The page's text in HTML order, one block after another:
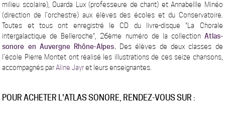
milieu scolaire), Ouarda Lux (professeure de chant) et Annabellle Minéo
(direction de l’orchestre) aux élèves des écoles et du Conservatoire.
Toutes et tous ont enregistré le CD du livre-disque "La Chorale
intergalactique de Belleroche", 26ème numéro de la collection Atlas-
sonore en Auvergne Rhône-Alpes. Des élèves de deux classes de
l’école Pierre Montet ont réalisé les illustrations de ces seize chansons,
accompagnés parAline Jayret leurs enseignantes.
POUR ACHETER L'ATLAS SONORE, RENDEZ-VOUS SUR :